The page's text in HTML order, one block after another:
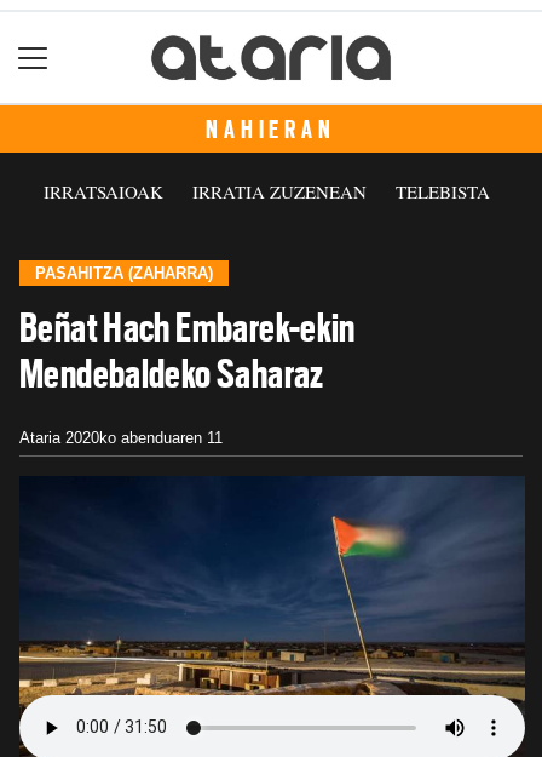
NAHIERAN
IRRATSAIOAK IRRATIA ZUZENEAN TELEBISTA
PASAHITZA (ZAHARRA)
Beñat Hach Embarek-ekin
Mendebaldeko Saharaz
Ataria 2020ko abenduaren 11